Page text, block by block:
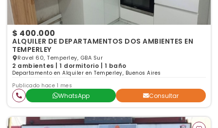
$ 400.000
ALQUILER DE DEPARTAMENTOS DOS AMBIENTES EN
TEMPERLEY
Ravel 60, Temperley, GBA Sur
2 ambientes | 1 dormitorio | 1 baño
Departamento en Alquiler en Temperley, Buenos Aires
Publicado hace 1 mes
WhatsApp Consultar